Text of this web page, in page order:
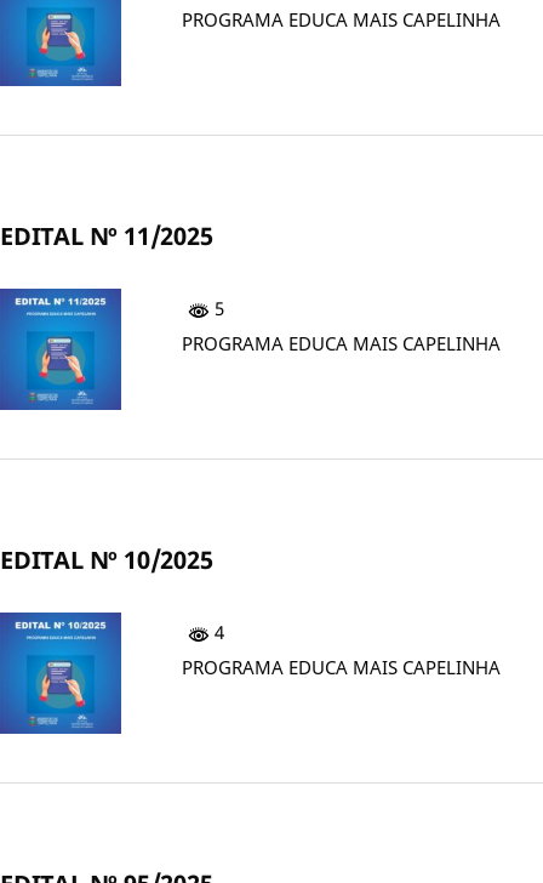
PROGRAMA EDUCA MAIS CAPELINHA
EDITAL Nº 11/2025
5
PROGRAMA EDUCA MAIS CAPELINHA
EDITAL Nº 10/2025
4
PROGRAMA EDUCA MAIS CAPELINHA